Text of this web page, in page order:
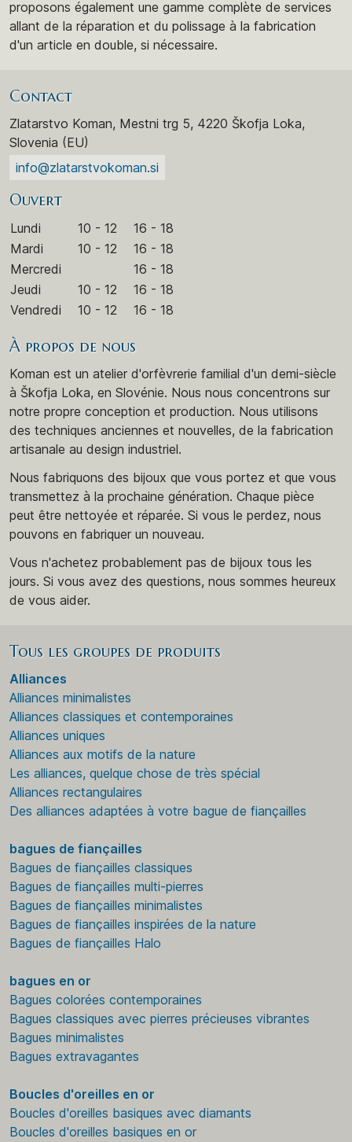
proposons également une gamme complète de services
allant de la réparation et du polissage à la fabrication
d'un article en double, si nécessaire.
Contact
Zlatarstvo Koman, Mestni trg 5, 4220 Škofja Loka,
Slovenia (EU)
info@zlatarstvokoman.si
Ouvert
Lundi 10 - 12
16 - 18
Mardi
10 - 12
16 - 18
Mercredi
16 - 18
Jeudi
10 - 12
16 - 18
Vendredi
10 - 12 16 - 18
À propos de nous
Koman est un atelier d'orfèvrerie familial d'un demi-siècle
à Škofja Loka, en Slovénie. Nous nous concentrons sur
notre propre conception et production. Nous utilisons
des techniques anciennes et nouvelles, de la fabrication
artisanale au design industriel.
Nous fabriquons des bijoux que vous portez et que vous
transmettez à la prochaine génération. Chaque pièce
peut être nettoyée et réparée. Si vous le perdez, nous
pouvons en fabriquer un nouveau.
Vous n'achetez probablement pas de bijoux tous les
jours. Si vous avez des questions, nous sommes heureux
de vous aider.
Tous les groupes de produits
Alliances
Alliances minimalistes
Alliances classiques et contemporaines
Alliances uniques
Alliances aux motifs de la nature
Les alliances, quelque chose de très spécial
Alliances rectangulaires
Des alliances adaptées à votre bague de fiançailles
bagues de fiançailles
Bagues de fiançailles classiques
Bagues de fiançailles multi-pierres
Bagues de fiançailles minimalistes
Bagues de fiançailles inspirées de la nature
Bagues de fiançailles Halo
bagues en or
Bagues colorées contemporaines
Bagues classiques avec pierres précieuses vibrantes
Bagues minimalistes
Bagues extravagantes
Boucles d'oreilles en or
Boucles d'oreilles basiques avec diamants
Boucles d'oreilles basiques en or